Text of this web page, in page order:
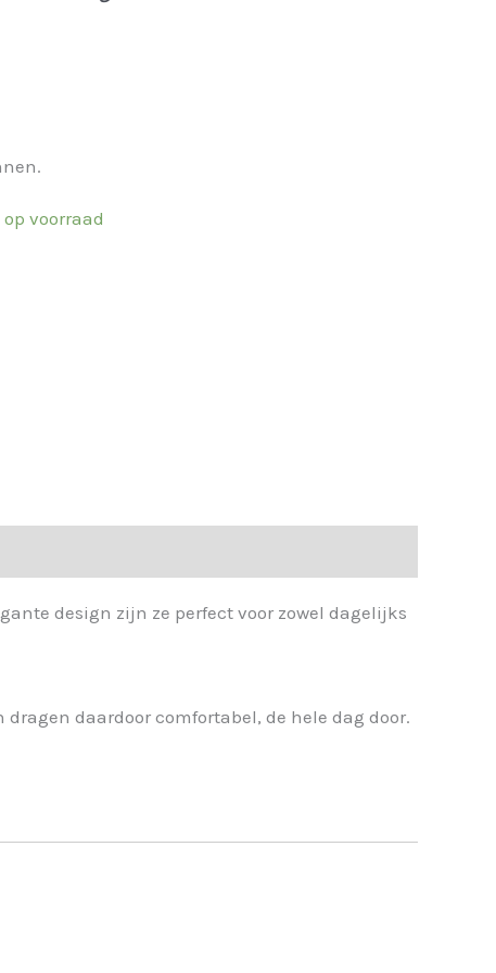
voorraad
design zijn ze perfect voor zowel dagelijks
daardoor comfortabel, de hele dag door.